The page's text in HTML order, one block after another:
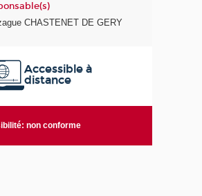
CHASTENET DE GERY
Accessible à
distance
non conforme